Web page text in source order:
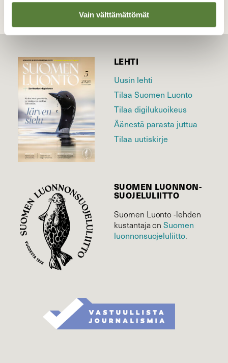
Vain välttämättömät
LEHTI
Uusin lehti
Tilaa Suomen Luonto
Tilaa digilukuoikeus
Äänestä parasta juttua
Tilaa uutiskirje
SUOMEN LUONNON­
SUOJELU­LIITTO
Suomen Luonto -lehden
kustantaja onSuomen
luonnonsuojelu­liitto.